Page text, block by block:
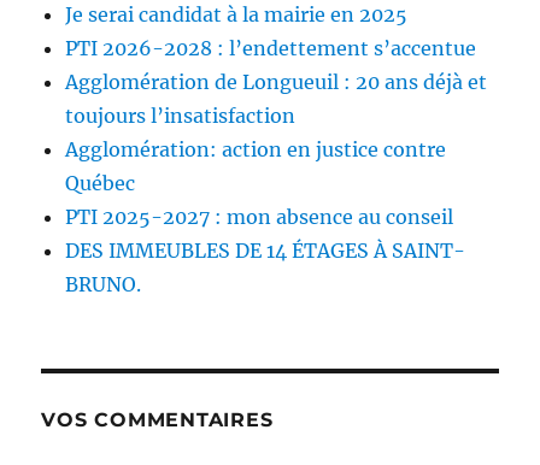
Je serai candidat à la mairie en 2025
PTI 2026-2028 : l’endettement s’accentue
Agglomération de Longueuil : 20 ans déjà et
toujours l’insatisfaction
Agglomération: action en justice contre
Québec
PTI 2025-2027 : mon absence au conseil
DES IMMEUBLES DE 14 ÉTAGES À SAINT-
BRUNO.
VOS COMMENTAIRES